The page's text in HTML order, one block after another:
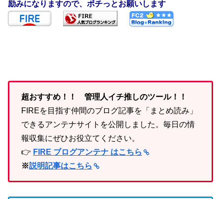
励みになりますので、ポチっとお願いします
超おすすめ！！ 管理人イチ推しのツール！！
FIREを目指す仲間のブログ記事を「まとめ読み」
できるアンテナサイトを公開しました。毎日の情
報収集にぜひお役立てください。
👉 FIRE ブログアンテナ はこちら
※説明記事はこちら